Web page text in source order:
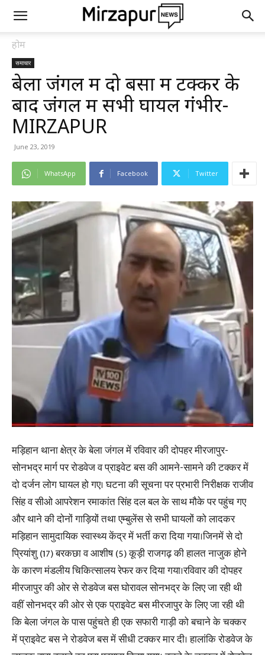
होम
समाचार
बेला जंगल में दो बसों में टक्कर के
बाद जंगल में सभी घायल गंभीर-
MIRZAPUR
June 23, 2019
WhatsApp Facebook Twitter
मड़िहान थाना क्षेत्र के बेला जंगल में रविवार की दोपहर मीरजापुर-
सोनभद्र मार्ग पर रोडवेज व प्राइवेट बस की आमने-सामने की टक्कर में
दो दर्जन लोग घायल हो गए। घटना की सूचना पर प्रभारी निरीक्षक राजीव
सिंह व सीओ आपरेशन रमाकांत सिंह दल बल के साथ मौके पर पहुंच गए
और थाने की दोनों गाड़ियों तथा एम्बुलेंस से सभी घायलों को लादकर
मड़िहान सामुदायिक स्वास्थ्य केंद्र में भर्ती करा दिया गया।जिनमें से दो
प्रियांशु (17) बरकछा व आशीष (5) कूड़ी राजगढ़ की हालत नाजुक होने
के कारण मंडलीय चिकित्सालय रेफर कर दिया गया।रविवार की दोपहर
मीरजापुर की ओर से रोडवेज बस घोरावल सोनभद्र के लिए जा रही थी
वहीं सोनभद्र की ओर से एक प्राइवेट बस मीरजापुर के लिए जा रही थी
कि बेला जंगल के पास पहुंचते ही एक सफारी गाड़ी को बचाने के चक्कर
में प्राइवेट बस ने रोडवेज बस में सीधी टक्कर मार दी। हालांकि रोडवेज के